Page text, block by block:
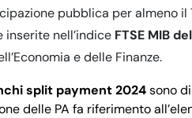
pubblica per almeno il
nell’indice FTSE MIB
e delle Finanze.
split payment 2024sono
delle PA fa riferimento